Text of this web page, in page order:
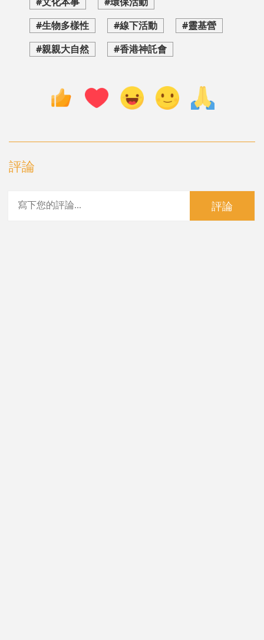
#生物多樣性
#線下活動
#靈基營
#親親大自然
#香港神託會
評論
評論